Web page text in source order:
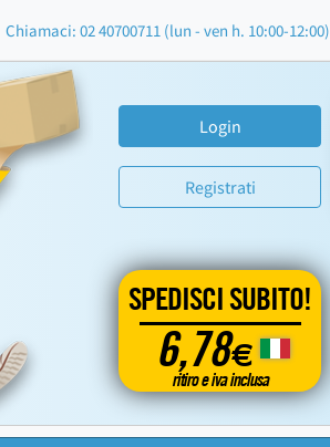
Chiamaci: 02 40700711 (lun - ven h. 10:00-12:00)
Login
Registrati
SPEDISCI SUBITO!
6,78€
ritiro e iva inclusa